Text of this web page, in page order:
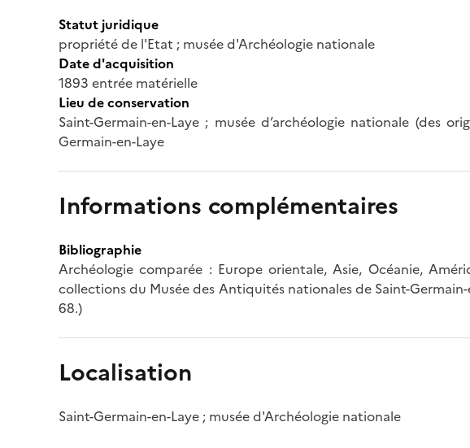
Statut juridique
propriété de l'Etat ; musée d'Archéologie nationale
Date d'acquisition
1893 entrée matérielle
Lieu de conservation
Saint-Germain-en-Laye ; musée d’archéologie nationale (des
Germain-en-Laye
Informations complémentaires
Bibliographie
Archéologie comparée : Europe orientale, Asie, Océanie,
collections du Musée des Antiquités nationales de Saint-Germain-
68.)
Localisation
Saint-Germain-en-Laye ; musée d'Archéologie nationale